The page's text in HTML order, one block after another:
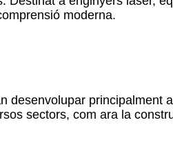
moderna.
desenvolupar principalment
sectors, com ara la